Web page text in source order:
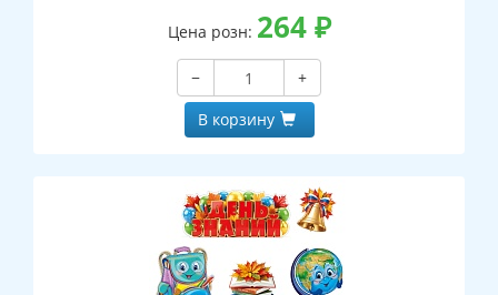
Цена розн: 264₽
−
+
В корзину